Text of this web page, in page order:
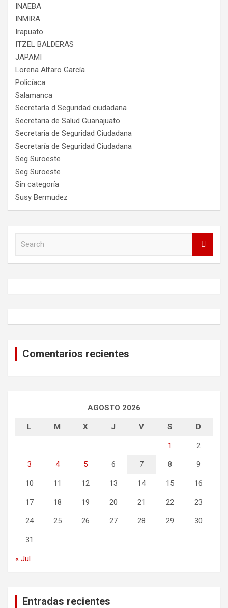
INAEBA
INMIRA
Irapuato
ITZEL BALDERAS
JAPAMI
Lorena Alfaro García
Policíaca
Salamanca
Secretaría d Seguridad ciudadana
Secretaria de Salud Guanajuato
Secretaria de Seguridad Ciudadana
Secretaría de Seguridad Ciudadana
Seg Suroeste
Seg Suroeste
Sin categoría
Susy Bermudez
h
Comentarios recientes
AGOSTO 2026
L M X J V S D
1 2
3 4 5 6 7 8 9
10 11 12 13 14 15 16
17 18 19 20 21 22 23
24 25 26 27 28 29 30
31
« Jul
Entradas recientes